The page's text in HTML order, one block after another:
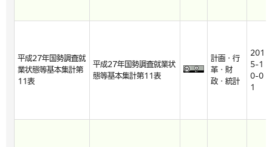
平成27年国勢調査就
業状態等基本集計第
11表
平成27年国勢調査就業状
態等基本集計第11表
計画・行
革・財
政・統計
201
5-1
0-0
1